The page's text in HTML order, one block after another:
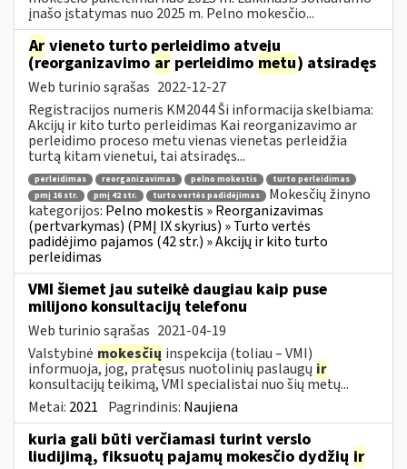
įnašo įstatymas nuo 2025 m. Pelno mokesčio...
Ar vieneto turto perleidimo atveju
(reorganizavimo ar perleidimo metu) atsiradęs
Web turinio sąrašas 2022-12-27
Registracijos numeris KM2044 Ši informacija skelbiama:
Akcijų ir kito turto perleidimas Kai reorganizavimo ar
perleidimo proceso metu vienas vienetas perleidžia
turtą kitam vienetui, tai atsiradęs...
perleidimas reorganizavimas pelno mokestis
turto perleidimas
pmį 16 str.
pmį 42 str. turto vertės padidėjimas
Mokesčių žinyno
kategorijos: Pelno mokestis » Reorganizavimas
(pertvarkymas) (PMĮ IX skyrius) » Turto vertės
padidėjimo pajamos (42 str.) » Akcijų ir kito turto
perleidimas
VMI šiemet jau suteikė daugiau kaip puse
milijono konsultacijų telefonu
Web turinio sąrašas 2021-04-19
Valstybinė mokesčių inspekcija (toliau – VMI)
informuoja, jog, pratęsus nuotolinių paslaugų ir
konsultacijų teikimą, VMI specialistai nuo šių metų...
Metai: 2021 Pagrindinis: Naujiena
kuria gali būti verčiamasi turint verslo
liudijimą, fiksuotų pajamų mokesčio dydžių ir